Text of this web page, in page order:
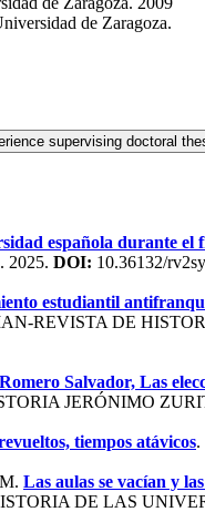
de Zaragoza.
española durante el
2025. DOI: 10.36132/
estudiantil
REVISTA DE
Salvador, Las
JERÓNIMO
tiempos atávicos.
Las aulas se vacían y
DE LAS